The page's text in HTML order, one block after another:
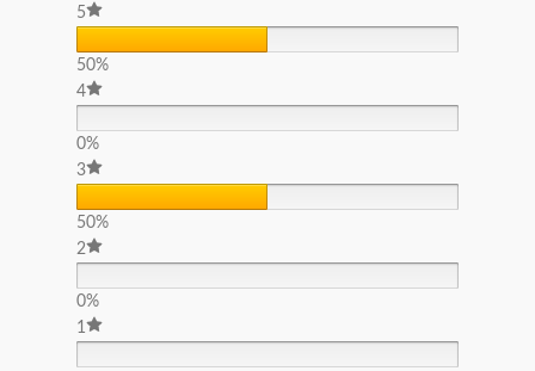
5
50%
4
0%
3
50%
2
0%
1